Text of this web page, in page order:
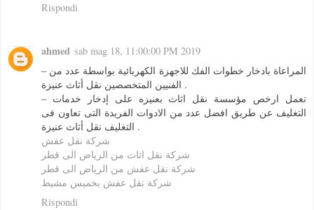
Rispondi
ahmed sab mag 18, 11:00:00 PM 2019
– المراعاة بادخار خطوات الفك للاجهزة الكهربائية بواسطة عدد من
الفنيين المتخصصين نقل أثاث عنيزة .
– تعمل ارخص مؤسسة نقل اثاث بعنيزه على إدخار خدمات
التغليف عن طريق افضل عدد من الادوات الفريدة التى تعاون فى
التغليف نقل أثاث عنيزة .
شركة نقل عفش
شركة نقل اثاث من الرياض الى قطر
شركة نقل عفش من الرياض الى قطر
شركة نقل عفش بخميس مشيط
Rispondi